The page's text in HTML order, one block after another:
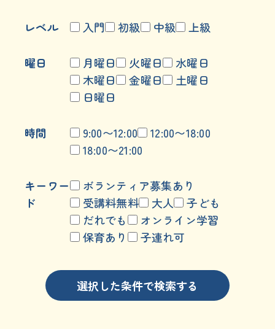
レベル 入門 初級 中級 上級
曜日 月曜日 火曜日
水曜日
木曜日
金曜日
土曜日
日曜日
時間 9:00〜12:00
12:00〜18:00
18:00〜21:00
キーワー
ド
ボランティア募集あり
受講料無料
大人
子ども
だれでも
オンライン学習
保育あり
子連れ可
選択した条件で検索する